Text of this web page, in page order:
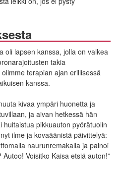
oli lapsen kanssa, jolla on vaikea
takia
terapian ajan erillisessä
kanssa.
kivaa ympäri huonetta ja
ja aivan hetkessä hän
pikkuauton pyörätuolin
ilme ja kovaäänistä päivittelyä:
naurunremakalla ja painoi
Voisitko Kaisa etsiä auton!”